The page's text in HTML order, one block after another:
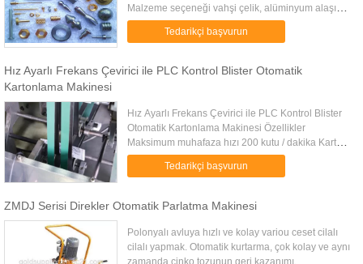
Malzeme seçeneği vahşi çelik, alüminyum alaşım,
bakır, pirinç, Zamak, paslanmaz çelik, plastik vb;
İsviçre tipi ...Tedarikçi başvurun
Hız Ayarlı Frekans Çevirici ile PLC Kontrol Blister Otomatik
Kartonlama Makinesi
Hız Ayarlı Frekans Çevirici ile PLC Kontrol Blister
Otomatik Kartonlama Makinesi Özellikler
Maksimum muhafaza hızı 200 kutu / dakika Karton
Kalite Şartı 250-350 gr / m2 Boyut Aralığı (L × G ×
Y) (78-150) × (33...
Tedarikçi başvurun
ZMDJ Serisi Direkler Otomatik Parlatma Makinesi
Polonyalı avluya hızlı ve kolay variou ceset cilalı
cilalı yapmak. Otomatik kurtarma, çok kolay ve aynı
zamanda çinko tozunun geri kazanımı.